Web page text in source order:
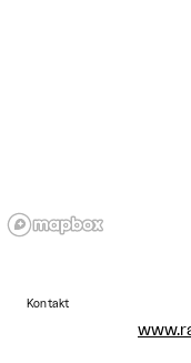
Kontakt